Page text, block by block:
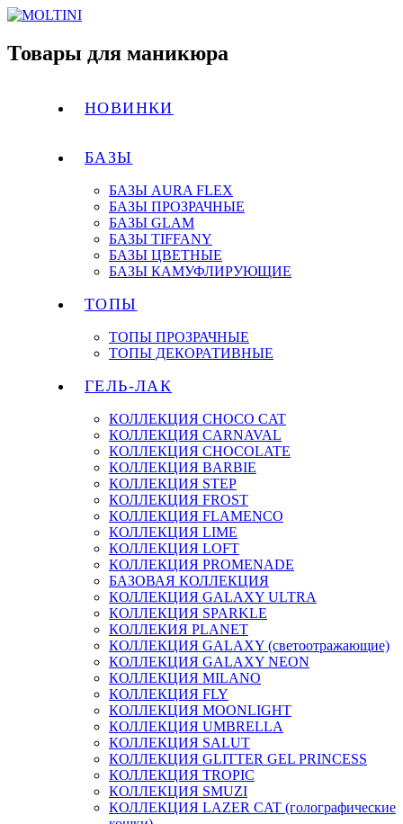
Товары для маникюра
НОВИНКИ
БАЗЫ
БАЗЫ AURA FLEX
БАЗЫ ПРОЗРАЧНЫЕ
БАЗЫ GLAM
БАЗЫ TIFFANY
БАЗЫ ЦВЕТНЫЕ
БАЗЫ КАМУФЛИРУЮЩИЕ
ТОПЫ
ТОПЫ ПРОЗРАЧНЫЕ
ТОПЫ ДЕКОРАТИВНЫЕ
ГЕЛЬ-ЛАК
КОЛЛЕКЦИЯ CHOCO CAT
КОЛЛЕКЦИЯ CARNAVAL
КОЛЛЕКЦИЯ CHOCOLATE
КОЛЛЕКЦИЯ BARBIE
КОЛЛЕКЦИЯ STEP
КОЛЛЕКЦИЯ FROST
КОЛЛЕКЦИЯ FLAMENCO
КОЛЛЕКЦИЯ LIME
КОЛЛЕКЦИЯ LOFT
КОЛЛЕКЦИЯ PROMENADE
БАЗОВАЯ КОЛЛЕКЦИЯ
КОЛЛЕКЦИЯ GALAXY ULTRA
КОЛЛЕКЦИЯ SPARKLE
КОЛЛЕКИЯ PLANET
КОЛЛЕКЦИЯ GALAXY (светоотражающие)
КОЛЛЕКЦИЯ GALAXY NEON
КОЛЛЕКЦИЯ MILANO
КОЛЛЕКЦИЯ FLY
КОЛЛЕКЦИЯ MOONLIGHT
КОЛЛЕКЦИЯ UMBRELLA
КОЛЛЕКЦИЯ SALUT
КОЛЛЕКЦИЯ GLITTER GEL PRINCESS
КОЛЛЕКЦИЯ TROPIC
КОЛЛЕКЦИЯ SMUZI
КОЛЛЕКЦИЯ LAZER CAT (голографические